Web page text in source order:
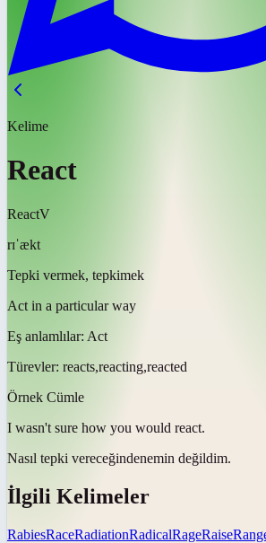
Kelime
React
ReactV
rɪˈækt
Tepki vermek, tepkimek
Act in a particular way
Eş anlamlılar: Act
Türevler: reacts,reacting,reacted
Örnek Cümle
I wasn't sure how you would react.
Nasıl tepki vereceğindenemin değildim.
İlgili Kelimeler
RabiesRaceRadiationRadicalRageRaise